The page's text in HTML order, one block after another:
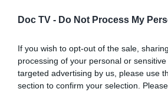
Doc TV - Do Not Process My
If you wish to opt-out of the sale,
processing of your personal or
targeted advertising by us, please use
section to confirm your selection.
πυρηνική συγχορδία, ειδικά
χορό. Τελικά,χρειάζονται
δεκατεσσεράμισι λεπτά για
χαρτογραφηθούν οι 2053